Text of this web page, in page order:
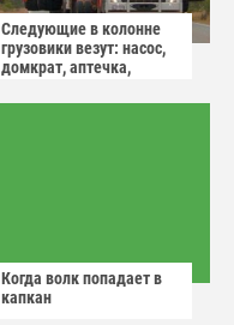
Следующие в колонне
грузовики везут: насос,
домкрат, аптечка,
Когда волк попадает в
капкан